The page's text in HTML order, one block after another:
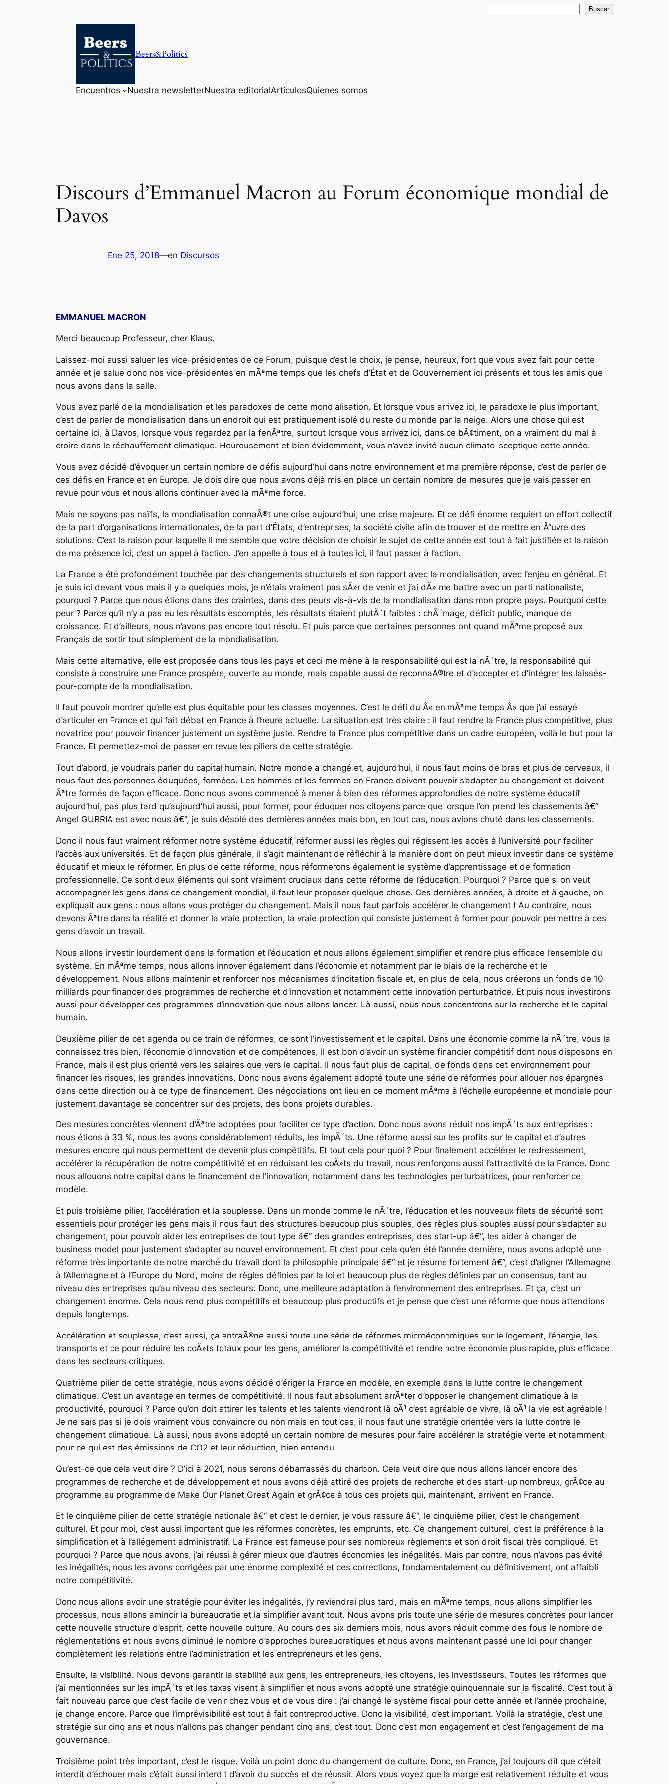
Buscar
Beers&Politics
Encuentros Nuestra newsletterNuestra editorialArtículosQuienes somos
Discours d’Emmanuel Macron au Forum économique mondial de
Davos
Ene 25, 2018—en Discursos
EMMANUEL MACRON
Merci beaucoup Professeur, cher Klaus.
Laissez-moi aussi saluer les vice-présidentes de ce Forum, puisque c’est le choix, je pense, heureux, fort que vous avez fait pour cette
année et je salue donc nos vice-présidentes en mÃªme temps que les chefs d’État et de Gouvernement ici présents et tous les amis que
nous avons dans la salle.
Vous avez parlé de la mondialisation et les paradoxes de cette mondialisation. Et lorsque vous arrivez ici, le paradoxe le plus important,
c’est de parler de mondialisation dans un endroit qui est pratiquement isolé du reste du monde par la neige. Alors une chose qui est
certaine ici, à Davos, lorsque vous regardez par la fenÃªtre, surtout lorsque vous arrivez ici, dans ce bÃ¢timent, on a vraiment du mal à
croire dans le réchauffement climatique. Heureusement et bien évidemment, vous n’avez invité aucun climato-sceptique cette année.
Vous avez décidé d’évoquer un certain nombre de défis aujourd’hui dans notre environnement et ma première réponse, c’est de parler de
ces défis en France et en Europe. Je dois dire que nous avons déjà mis en place un certain nombre de mesures que je vais passer en
revue pour vous et nous allons continuer avec la mÃªme force.
Mais ne soyons pas naïfs, la mondialisation connaÃ®t une crise aujourd’hui, une crise majeure. Et ce défi énorme requiert un effort collectif
de la part d’organisations internationales, de la part d’États, d’entreprises, la société civile afin de trouver et de mettre en Å“uvre des
solutions. C’est la raison pour laquelle il me semble que votre décision de choisir le sujet de cette année est tout à fait justifiée et la raison
de ma présence ici, c’est un appel à l’action. J’en appelle à tous et à toutes ici, il faut passer à l’action.
La France a été profondément touchée par des changements structurels et son rapport avec la mondialisation, avec l’enjeu en général. Et
je suis ici devant vous mais il y a quelques mois, je n’étais vraiment pas sÃ»r de venir et j’ai dÃ» me battre avec un parti nationaliste,
pourquoi ? Parce que nous étions dans des craintes, dans des peurs vis-à-vis de la mondialisation dans mon propre pays. Pourquoi cette
peur ? Parce qu’il n’y a pas eu les résultats escomptés, les résultats étaient plutÃ´t faibles : chÃ´mage, déficit public, manque de
croissance. Et d’ailleurs, nous n’avons pas encore tout résolu. Et puis parce que certaines personnes ont quand mÃªme proposé aux
Français de sortir tout simplement de la mondialisation.
Mais cette alternative, elle est proposée dans tous les pays et ceci me mène à la responsabilité qui est la nÃ´tre, la responsabilité qui
consiste à construire une France prospère, ouverte au monde, mais capable aussi de reconnaÃ®tre et d’accepter et d’intégrer les laissés-
pour-compte de la mondialisation.
Il faut pouvoir montrer qu’elle est plus équitable pour les classes moyennes. C’est le défi du Â« en mÃªme temps Â» que j’ai essayé
d’articuler en France et qui fait débat en France à l’heure actuelle. La situation est très claire : il faut rendre la France plus compétitive, plus
novatrice pour pouvoir financer justement un système juste. Rendre la France plus compétitive dans un cadre européen, voilà le but pour la
France. Et permettez-moi de passer en revue les piliers de cette stratégie.
Tout d’abord, je voudrais parler du capital humain. Notre monde a changé et, aujourd’hui, il nous faut moins de bras et plus de cerveaux, il
nous faut des personnes éduquées, formées. Les hommes et les femmes en France doivent pouvoir s’adapter au changement et doivent
Ãªtre formés de façon efficace. Donc nous avons commencé à mener à bien des réformes approfondies de notre système éducatif
aujourd’hui, pas plus tard qu’aujourd’hui aussi, pour former, pour éduquer nos citoyens parce que lorsque l’on prend les classements â€“
Angel GURRIA est avec nous â€“, je suis désolé des dernières années mais bon, en tout cas, nous avions chuté dans les classements.
Donc il nous faut vraiment réformer notre système éducatif, réformer aussi les règles qui régissent les accès à l’université pour faciliter
l’accès aux universités. Et de façon plus générale, il s’agit maintenant de réfléchir à la manière dont on peut mieux investir dans ce système
éducatif et mieux le réformer. En plus de cette réforme, nous réformerons également le système d’apprentissage et de formation
professionnelle. Ce sont deux éléments qui sont vraiment cruciaux dans cette réforme de l’éducation. Pourquoi ? Parce que si on veut
accompagner les gens dans ce changement mondial, il faut leur proposer quelque chose. Ces dernières années, à droite et à gauche, on
expliquait aux gens : nous allons vous protéger du changement. Mais il nous faut parfois accélérer le changement ! Au contraire, nous
devons Ãªtre dans la réalité et donner la vraie protection, la vraie protection qui consiste justement à former pour pouvoir permettre à ces
gens d’avoir un travail.
Nous allons investir lourdement dans la formation et l’éducation et nous allons également simplifier et rendre plus efficace l’ensemble du
système. En mÃªme temps, nous allons innover également dans l’économie et notamment par le biais de la recherche et le
développement. Nous allons maintenir et renforcer nos mécanismes d’incitation fiscale et, en plus de cela, nous créerons un fonds de 10
milliards pour financer des programmes de recherche et d’innovation et notamment cette innovation perturbatrice. Et puis nous investirons
aussi pour développer ces programmes d’innovation que nous allons lancer. Là aussi, nous nous concentrons sur la recherche et le capital
humain.
Deuxième pilier de cet agenda ou ce train de réformes, ce sont l’investissement et le capital. Dans une économie comme la nÃ´tre, vous la
connaissez très bien, l’économie d’innovation et de compétences, il est bon d’avoir un système financier compétitif dont nous disposons en
France, mais il est plus orienté vers les salaires que vers le capital. Il nous faut plus de capital, de fonds dans cet environnement pour
financer les risques, les grandes innovations. Donc nous avons également adopté toute une série de réformes pour allouer nos épargnes
dans cette direction ou à ce type de financement. Des négociations ont lieu en ce moment mÃªme à l’échelle européenne et mondiale pour
justement davantage se concentrer sur des projets, des bons projets durables.
Des mesures concrètes viennent d’Ãªtre adoptées pour faciliter ce type d’action. Donc nous avons réduit nos impÃ´ts aux entreprises :
nous étions à 33 %, nous les avons considérablement réduits, les impÃ´ts. Une réforme aussi sur les profits sur le capital et d’autres
mesures encore qui nous permettent de devenir plus compétitifs. Et tout cela pour quoi ? Pour finalement accélérer le redressement,
accélérer la récupération de notre compétitivité et en réduisant les coÃ»ts du travail, nous renforçons aussi l’attractivité de la France. Donc
nous allouons notre capital dans le financement de l’innovation, notamment dans les technologies perturbatrices, pour renforcer ce
modèle.
Et puis troisième pilier, l’accélération et la souplesse. Dans un monde comme le nÃ´tre, l’éducation et les nouveaux filets de sécurité sont
essentiels pour protéger les gens mais il nous faut des structures beaucoup plus souples, des règles plus souples aussi pour s’adapter au
changement, pour pouvoir aider les entreprises de tout type â€“ des grandes entreprises, des start-up â€“, les aider à changer de
business model pour justement s’adapter au nouvel environnement. Et c’est pour cela qu’en été l’année dernière, nous avons adopté une
réforme très importante de notre marché du travail dont la philosophie principale â€“ et je résume fortement â€“, c’est d’aligner l’Allemagne
à l’Allemagne et à l’Europe du Nord, moins de règles définies par la loi et beaucoup plus de règles définies par un consensus, tant au
niveau des entreprises qu’au niveau des secteurs. Donc, une meilleure adaptation à l’environnement des entreprises. Et ça, c’est un
changement énorme. Cela nous rend plus compétitifs et beaucoup plus productifs et je pense que c’est une réforme que nous attendions
depuis longtemps.
Accélération et souplesse, c’est aussi, ça entraÃ®ne aussi toute une série de réformes microéconomiques sur le logement, l’énergie, les
transports et ce pour réduire les coÃ»ts totaux pour les gens, améliorer la compétitivité et rendre notre économie plus rapide, plus efficace
dans les secteurs critiques.
Quatrième pilier de cette stratégie, nous avons décidé d’ériger la France en modèle, en exemple dans la lutte contre le changement
climatique. C’est un avantage en termes de compétitivité. Il nous faut absolument arrÃªter d’opposer le changement climatique à la
productivité, pourquoi ? Parce qu’on doit attirer les talents et les talents viendront là oÃ¹ c’est agréable de vivre, là oÃ¹ la vie est agréable !
Je ne sais pas si je dois vraiment vous convaincre ou non mais en tout cas, il nous faut une stratégie orientée vers la lutte contre le
changement climatique. Là aussi, nous avons adopté un certain nombre de mesures pour faire accélérer la stratégie verte et notamment
pour ce qui est des émissions de CO2 et leur réduction, bien entendu.
Qu’est-ce que cela veut dire ? D’ici à 2021, nous serons débarrassés du charbon. Cela veut dire que nous allons lancer encore des
programmes de recherche et de développement et nous avons déjà attiré des projets de recherche et des start-up nombreux, grÃ¢ce au
programme au programme de Make Our Planet Great Again et grÃ¢ce à tous ces projets qui, maintenant, arrivent en France.
Et le cinquième pilier de cette stratégie nationale â€“ et c’est le dernier, je vous rassure â€“, le cinquième pilier, c’est le changement
culturel. Et pour moi, c’est aussi important que les réformes concrètes, les emprunts, etc. Ce changement culturel, c’est la préférence à la
simplification et à l’allégement administratif. La France est fameuse pour ses nombreux règlements et son droit fiscal très compliqué. Et
pourquoi ? Parce que nous avons, j’ai réussi à gérer mieux que d’autres économies les inégalités. Mais par contre, nous n’avons pas évité
les inégalités, nous les avons corrigées par une énorme complexité et ces corrections, fondamentalement ou définitivement, ont affaibli
notre compétitivité.
Donc nous allons avoir une stratégie pour éviter les inégalités, j’y reviendrai plus tard, mais en mÃªme temps, nous allons simplifier les
processus, nous allons amincir la bureaucratie et la simplifier avant tout. Nous avons pris toute une série de mesures concrètes pour lancer
cette nouvelle structure d’esprit, cette nouvelle culture. Au cours des six derniers mois, nous avons réduit comme des fous le nombre de
réglementations et nous avons diminué le nombre d’approches bureaucratiques et nous avons maintenant passé une loi pour changer
complètement les relations entre l’administration et les entrepreneurs et les gens.
Ensuite, la visibilité. Nous devons garantir la stabilité aux gens, les entrepreneurs, les citoyens, les investisseurs. Toutes les réformes que
j’ai mentionnées sur les impÃ´ts et les taxes visent à simplifier et nous avons adopté une stratégie quinquennale sur la fiscalité. C’est tout à
fait nouveau parce que c’est facile de venir chez vous et de vous dire : j’ai changé le système fiscal pour cette année et l’année prochaine,
je change encore. Parce que l’imprévisibilité est tout à fait contreproductive. Donc la visibilité, c’est important. Voilà la stratégie, c’est une
stratégie sur cinq ans et nous n’allons pas changer pendant cinq ans, c’est tout. Donc c’est mon engagement et c’est l’engagement de ma
gouvernance.
Troisième point très important, c’est le risque. Voilà un point donc du changement de culture. Donc, en France, j’ai toujours dit que c’était
interdit d’échouer mais c’était aussi interdit d’avoir du succès et de réussir. Alors vous voyez que la marge est relativement réduite et vous